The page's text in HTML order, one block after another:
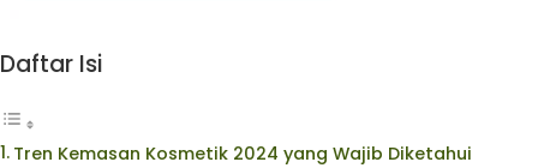
Daftar Isi
Tren Kemasan Kosmetik 2024 yang Wajib Diketahui